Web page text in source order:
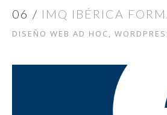
06 / IMQ IBÉRICA
DISEÑO WEB AD HOC,